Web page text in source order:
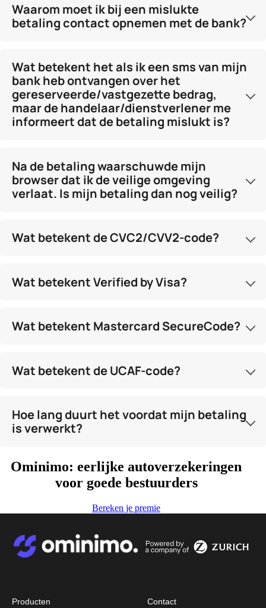
Waarom moet ik bij een mislukte
betaling contact opnemen met de bank?
Wat betekent het als ik een sms van mijn
bank heb ontvangen over het
gereserveerde/vastgezette bedrag,
maar de handelaar/dienstverlener me
informeert dat de betaling mislukt is?
Na de betaling waarschuwde mijn
browser dat ik de veilige omgeving
verlaat. Is mijn betaling dan nog veilig?
Wat betekent de CVC2/CVV2-code?
Wat betekent Verified by Visa?
Wat betekent Mastercard SecureCode?
Wat betekent de UCAF-code?
Hoe lang duurt het voordat mijn betaling
is verwerkt?
Ominimo: eerlijke autoverzekeringen
voor goede bestuurders
Bereken je premie
Image Image
Producten Contact